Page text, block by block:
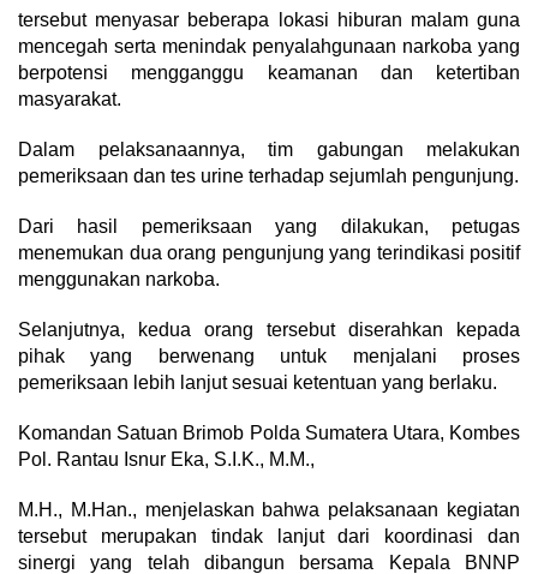
tersebut menyasar beberapa lokasi hiburan malam guna
mencegah serta menindak penyalahgunaan narkoba yang
berpotensi mengganggu keamanan dan ketertiban
masyarakat.
Dalam pelaksanaannya, tim gabungan melakukan
pemeriksaan dan tes urine terhadap sejumlah pengunjung.
Dari hasil pemeriksaan yang dilakukan, petugas
menemukan dua orang pengunjung yang terindikasi positif
menggunakan narkoba.
Selanjutnya, kedua orang tersebut diserahkan kepada
pihak yang berwenang untuk menjalani proses
pemeriksaan lebih lanjut sesuai ketentuan yang berlaku.
Komandan Satuan Brimob Polda Sumatera Utara, Kombes
Pol. Rantau Isnur Eka, S.I.K., M.M.,
M.H., M.Han., menjelaskan bahwa pelaksanaan kegiatan
tersebut merupakan tindak lanjut dari koordinasi dan
sinergi yang telah dibangun bersama Kepala BNNP